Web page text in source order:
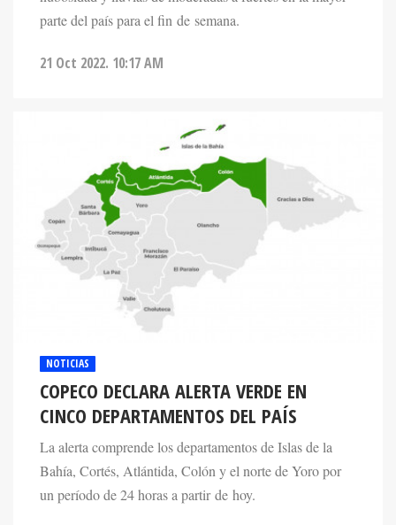
parte del país para el fin de semana.
21 Oct 2022. 10:17 AM
NOTICIAS
COPECO DECLARA ALERTA VERDE EN
CINCO DEPARTAMENTOS DEL PAÍS
La alerta comprende los departamentos de Islas de la
Bahía, Cortés, Atlántida, Colón y el norte de Yoro por
un período de 24 horas a partir de hoy.